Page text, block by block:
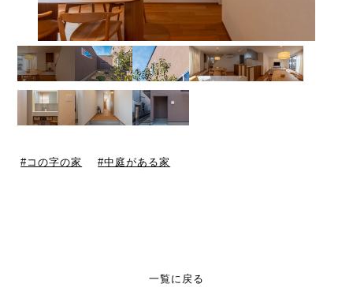
コの字の家 中庭がある家
一覧に戻る